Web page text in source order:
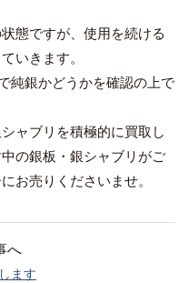
態ですが、使用を続ける
いきます。
純銀かどうかを確認の上で
ャブリを積極的に買取し
の銀板・銀シャブリがご
お売りくださいませ。
へ
ます